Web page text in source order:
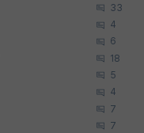
33
4
6
18
5
4
7
7